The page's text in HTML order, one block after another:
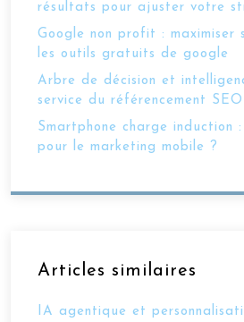
résultats pour ajuster votre
Google non profit : maximiser
les outils gratuits de google
Arbre de décision et
service du référencement SEO
Smartphone charge induction
pour le marketing mobile ?
Articles similaires
IA agentique et